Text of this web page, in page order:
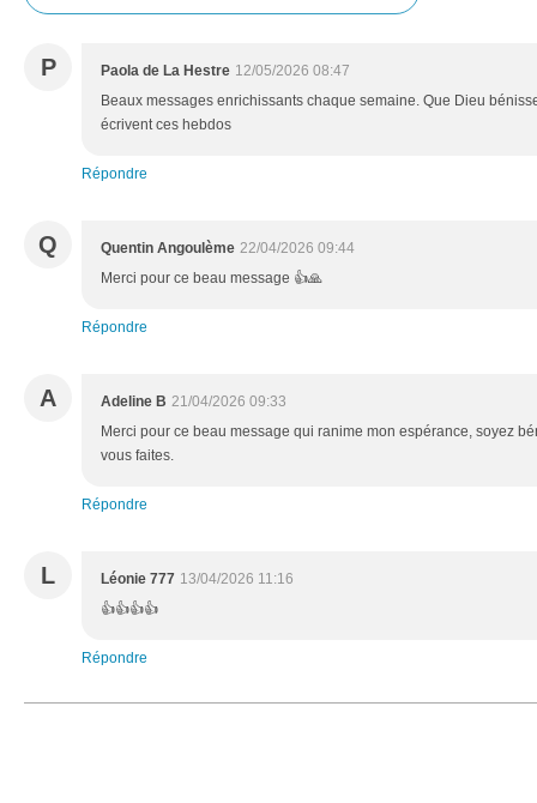
P Paola de La Hestre 12/05/2026 08:47
Beaux messages enrichissants chaque semaine. Que Dieu
écrivent ces hebdos
Répondre
Q Quentin Angoulème 22/04/2026 09:44
Merci pour ce beau message 👍🙏
Répondre
A Adeline B 21/04/2026 09:33
Merci pour ce beau message qui ranime mon espérance, soyez
vous faites.
Répondre
L Léonie 777 13/04/2026 11:16
👍👍👍👍
Répondre